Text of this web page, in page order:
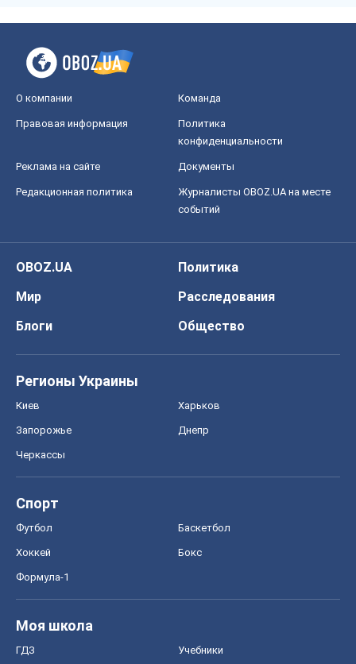
О компании Команда
Правовая информация
Политика
конфиденциальности
Реклама на сайте Документы
Редакционная политика
Журналисты OBOZ.UA на месте
событий
OBOZ.UA
Политика
Мир
Расследования
Блоги
Общество
Регионы Украины
Киев Харьков
Запорожье Днепр
Черкассы
Спорт
Футбол Баскетбол
Хоккей Бокс
Формула-1
Моя школа
ГДЗ Учебники